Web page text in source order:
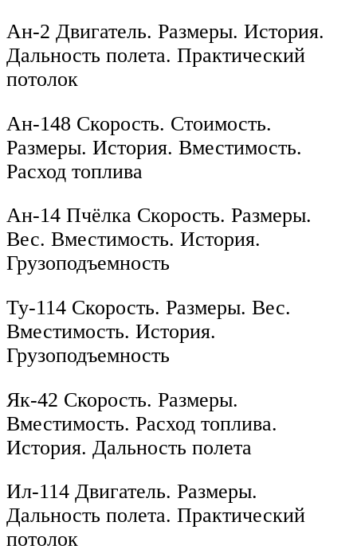
Ан-2 Двигатель. Размеры. История.
Дальность полета. Практический
потолок
Ан-148 Скорость. Стоимость.
Размеры. История. Вместимость.
Расход топлива
Ан-14 Пчёлка Скорость. Размеры.
Вес. Вместимость. История.
Грузоподъемность
Ту-114 Скорость. Размеры. Вес.
Вместимость. История.
Грузоподъемность
Як-42 Скорость. Размеры.
Вместимость. Расход топлива.
История. Дальность полета
Ил-114 Двигатель. Размеры.
Дальность полета. Практический
потолок